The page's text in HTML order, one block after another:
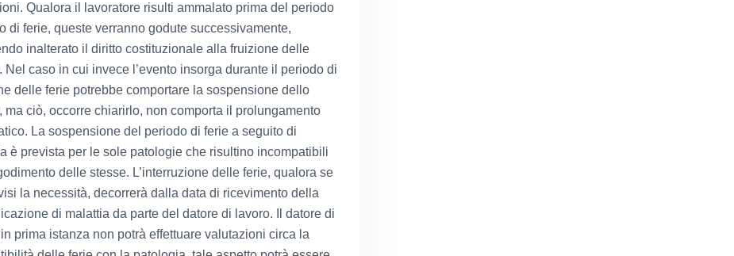
Qualora il lavoratore risulti ammalato prima del periodo
di ferie, queste verranno godute successivamente,
inalterato il diritto costituzionale alla fruizione delle
Nel caso in cui invece l’evento insorga durante il periodo di
delle ferie potrebbe comportare la sospensione dello
ma ciò, occorre chiarirlo, non comporta il prolungamento
La sospensione del periodo di ferie a seguito di
è prevista per le sole patologie che risultino incompatibili
delle stesse. L’interruzione delle ferie, qualora se
la necessità, decorrerà dalla data di ricevimento della
di malattia da parte del datore di lavoro. Il datore di
in prima istanza non potrà effettuare valutazioni circa la